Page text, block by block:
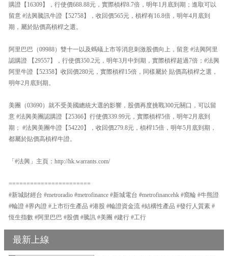
購證【16309】，行使價688.88元，實際槓桿8.7倍，明年1月底到期；進取可以
留意 #法興騰訊牛證【52758】，收回價565元，槓桿有16.8倍，明年4月底到
期，屬於貼價高槓桿之選。
阿里巴巴（09988）雙十一以及螞蟻上市等消息刺激股價向上，留意 #法興阿里
認購證 【29557】，行使價350.2元，明年3月中到期，實際槓桿超過7倍；#法興
阿里牛證【52358】收回價280元，實際槓桿15倍，同樣屬於 貼價高槓桿之選，
明年2月底到期。
美團（03690）就不受美國總統大選的影響，股價再度挑戰300元關口，可以留
意 #法興美團認購證【25366】行使價339.99元，實際槓桿5倍，明年2月底到
期； #法興美團牛證【54220】，收回價279.8元，槓桿15倍，明年5月底到期，
都屬於貼價高槓桿牛證。
「#法興」主頁：http://hk.warrants.com/
=======================
#新城財經台 #metroradio #metrofinance #新城電台 #metrofinancehk #窩輪 #牛熊證
#輪證 #界內證 #上市衍生產品 #港股 #輪證資金流 #結構性產品 #發行人質素 #
恆生指數 #阿里巴巴 #股價 #騰訊 #美團 #建行 #工行
最新上線